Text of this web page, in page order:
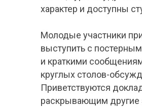
характер и доступны
Молодые участники
выступить с
и краткими
круглых столов-
Приветствуются
раскрывающим другие